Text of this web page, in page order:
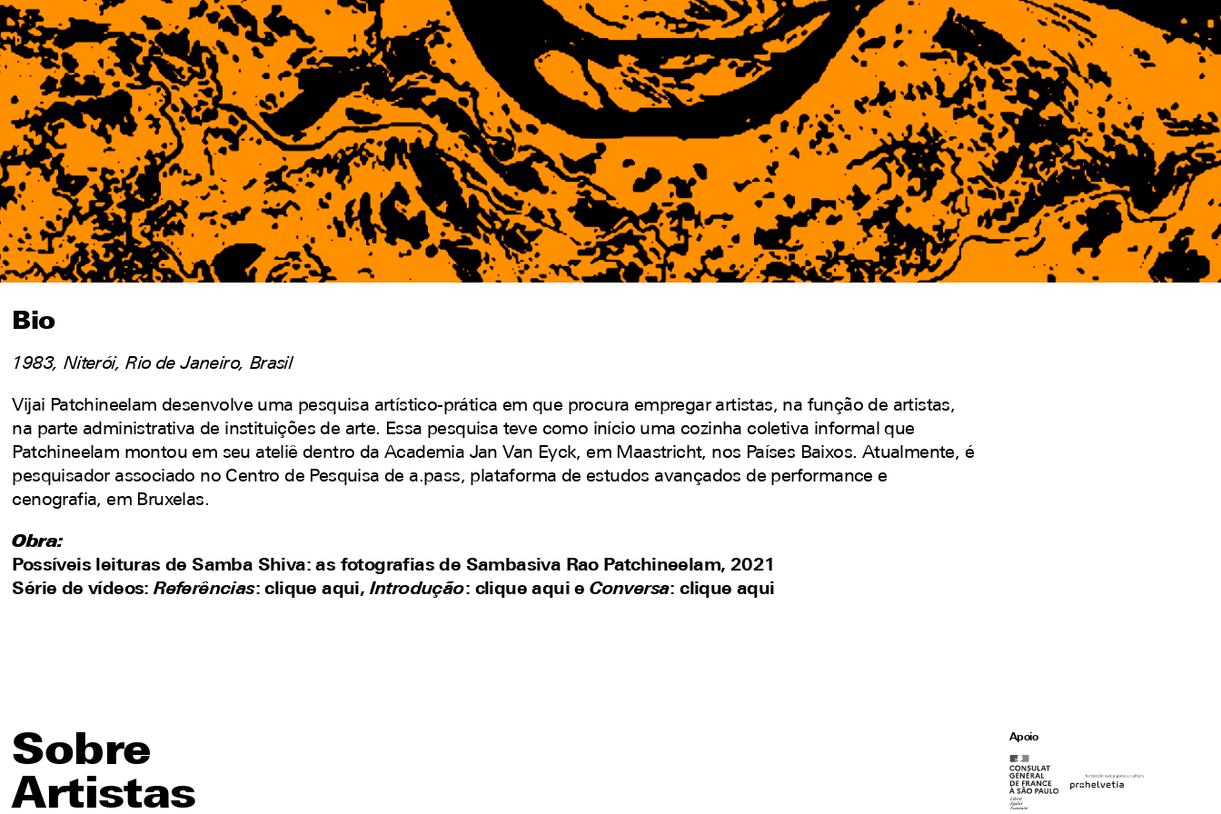
Imprensa
Redes sociais
Bio
1983, Niterói, Rio de Janeiro, Brasil
Vijai Patchineelam desenvolve uma pesquisa artístico-prática em que procura empregar artistas, na função de artistas,
na parte administrativa de instituições de arte. Essa pesquisa teve como início uma cozinha coletiva informal que
Patchineelam montou em seu ateliê dentro da Academia Jan Van Eyck, em Maastricht, nos Países Baixos. Atualmente, é
pesquisador associado no Centro de Pesquisa de a.pass, plataforma de estudos avançados de performance e
cenografia, em Bruxelas.
Obra:
Possíveis leituras de Samba Shiva: as fotografias de Sambasiva Rao Patchineelam, 2021
Série de vídeos:Referências:clique aqui, Introdução: clique aquieConversa:clique aqui
Sobre
Artistas
Apoio